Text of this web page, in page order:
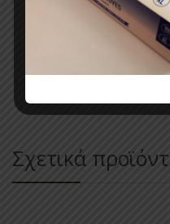
ΗΛΕΚΤΡΙΚΕΣ,
150 ΤΕΤΡΑΓΩΝΙΚΑ
Σχετικά